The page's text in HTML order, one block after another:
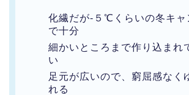
化繊だが-５℃くらいの冬キャ
で十分
細かいところまで作り込まれ
い
足元が広いので、窮屈感なく
れる